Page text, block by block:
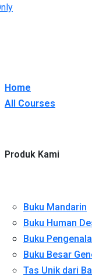
Home
All Courses
Produk Kami
Buku Mandarin
Buku Human
Buku
Buku Besar
Tas Unik dari